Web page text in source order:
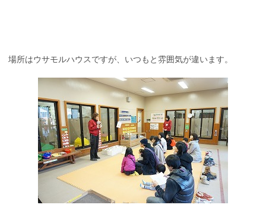
場所はウサモルハウスですが、いつもと雰囲気が違います。